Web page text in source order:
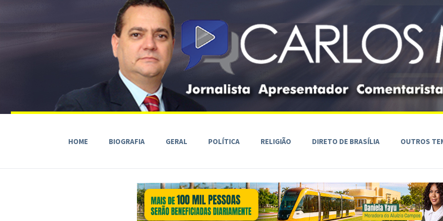
HOME BIOGRAFIA GERAL POLÍTICA RELIGIÃO DIRETO DE BRASÍLIA OUTROS